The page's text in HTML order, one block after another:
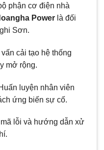
phận cơ điện nhà
Power là đối
Sơn.
cải tạo hệ thống
mở rộng.
luyện nhân viên
ứng biến sự cố.
lỗi và hướng dẫn xử